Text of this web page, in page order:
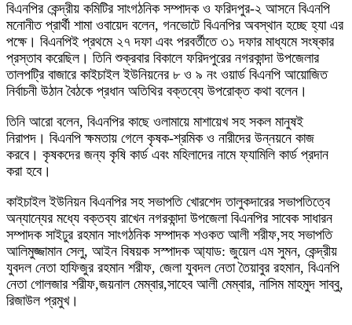
বিএনপির কেন্দ্রীয় কমিটির সাংগঠনিক সম্পাদক ও ফরিদপুর-২ আসনে বিএনপি
মনোনীত প্রার্থী শামা ওবায়েদ বলেন, গনভোটে বিএনপির অবস্থান হচ্ছে হ্যা এর
পক্ষে। বিএনপিই প্রথমে ২৭ দফা এবং পরবর্তীতে ৩১ দফার মাধ্যমে সংষ্কার
প্রস্তাব করেছিল। তিনি শুক্রবার বিকালে ফরিদপুরের নগরকান্দা উপজেলার
তালপট্রি বাজারে কাইচাইল ইউনিয়নের ৮ ও ৯ নং ওয়ার্ড বিএনপি আয়োজিত
নির্বাচনী উঠান বৈঠকে প্রধান অতিথির বক্তব্যে উপরোক্ত কথা বলেন।
তিনি আরো বলেন, বিএনপির কাছে ওলামায়ে মাশায়েখ সহ সকল মানুষই
নিরাপদ। বিএনপি ক্ষমতায় গেলে কৃষক-শ্রমিক ও নারীদের উন্নয়নে কাজ
করবে। কৃষকদের জন্য কৃষি কার্ড এবং মহিলাদের নামে ফ্যামিলি কার্ড প্রদান
করা হবে।
কাইচাইল ইউনিয়ন বিএনপির সহ সভাপতি খোরশেদ তালুকদারের সভাপতিত্বে
অন্যান্যের মধ্যে বক্তব্য রাখেন নগরকান্দা উপজেলা বিএনপির সাবেক সাধারন
সম্পাদক সাইঢুর রহমান সাংগঠনিক সম্পাদক শওকত আলী শরীফ,সহ সভাপতি
আলিমুজ্জামান সেলু, আইন বিষয়ক সস্পাদক আ্যাড: জুয়েল এম সুমন, কেন্দ্রীয়
যুবদল নেতা হাফিজুর রহমান শরীফ, জেলা যুবদল নেতা তৈয়াবুর রহমান, বিএনপি
নেতা গোলজার শরীফ,জয়নাল মেম্বার,সাহেব আলী মেম্বার, নাসিম মাহমুদ সাব্বু,
রিজাউল প্রমুখ।